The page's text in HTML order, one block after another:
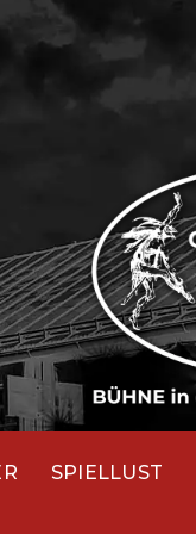
SPIELLUST